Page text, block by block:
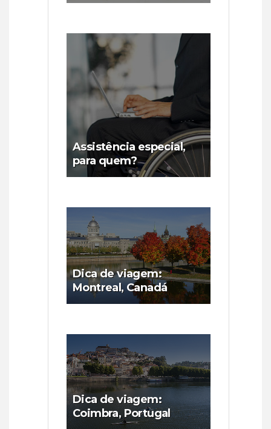
Assistência especial,
para quem?
Dica de viagem:
Montreal, Canadá
Dica de viagem:
Coimbra, Portugal